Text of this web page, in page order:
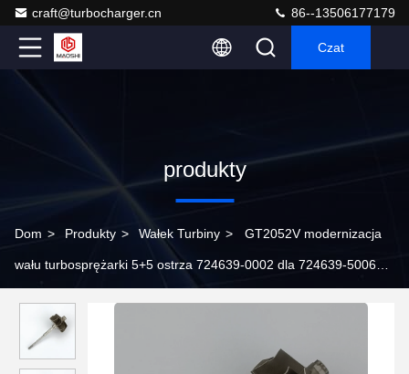
craft@turbocharger.cn 86--13506177179
Czat
produkty
Dom > Produkty > Wałek Turbiny > GT2052V modernizacja
wału turbosprężarki 5+5 ostrza 724639-0002 dla 724639-5006S